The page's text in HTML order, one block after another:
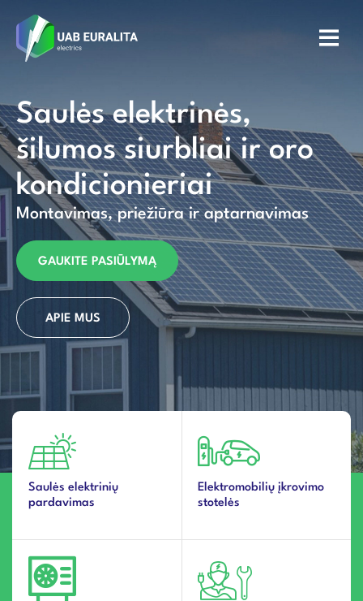
Saulės elektrinės,
šilumos siurbliai ir oro
kondicionieriai
Montavimas, priežiūra ir aptarnavimas
GAUKITE PASIŪLYMĄ
APIE MUS
Saulės elektrinių
pardavimas
Elektromobilių įkrovimo
stotelės